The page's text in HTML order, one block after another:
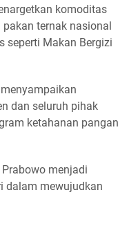
komoditas
ternak nasional
seperti Makan Bergizi
dan seluruh pihak
ketahanan pangan
menjadi
dalam mewujudkan